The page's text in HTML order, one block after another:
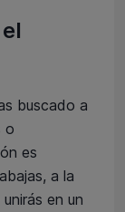
buscado a
o
es
a la
en un